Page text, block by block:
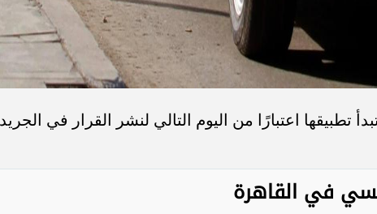
تطبيقها اعتبارًا من اليوم التالي لنشر القرار في
في القاهرة